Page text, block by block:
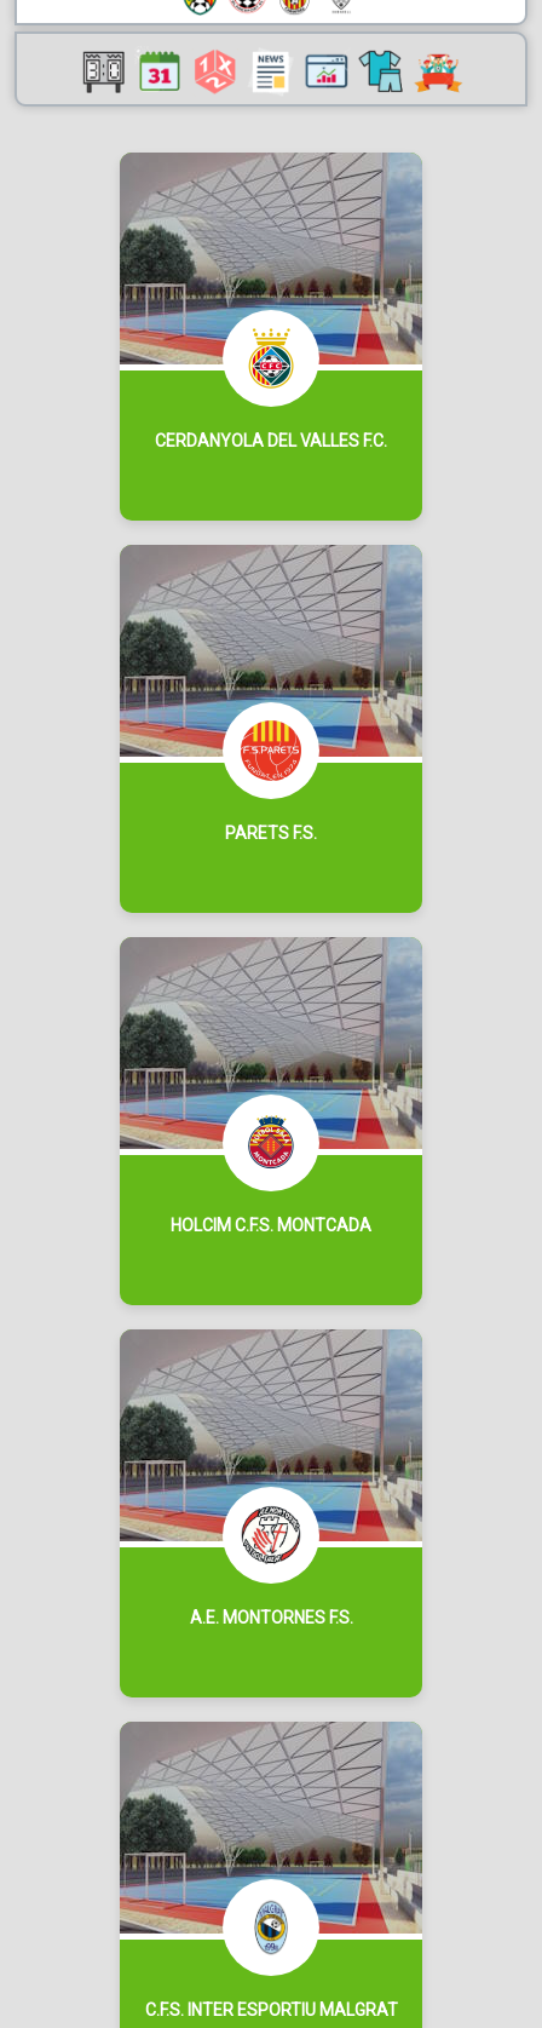
CERDANYOLA DEL VALLES F.C.
PARETS F.S.
HOLCIM C.F.S. MONTCADA
A.E. MONTORNES F.S.
C.F.S. INTER ESPORTIU MALGRAT